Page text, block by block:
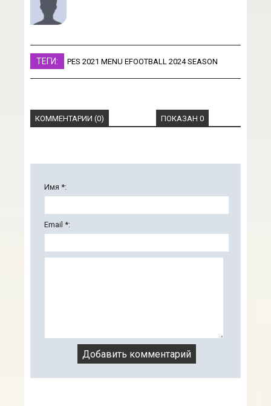
ТЕГИ: PES 2021 MENU EFOOTBALL 2024 SEASON
КОММЕНТАРИИ (0) ПОКАЗАН 0
Имя *:
Email *: